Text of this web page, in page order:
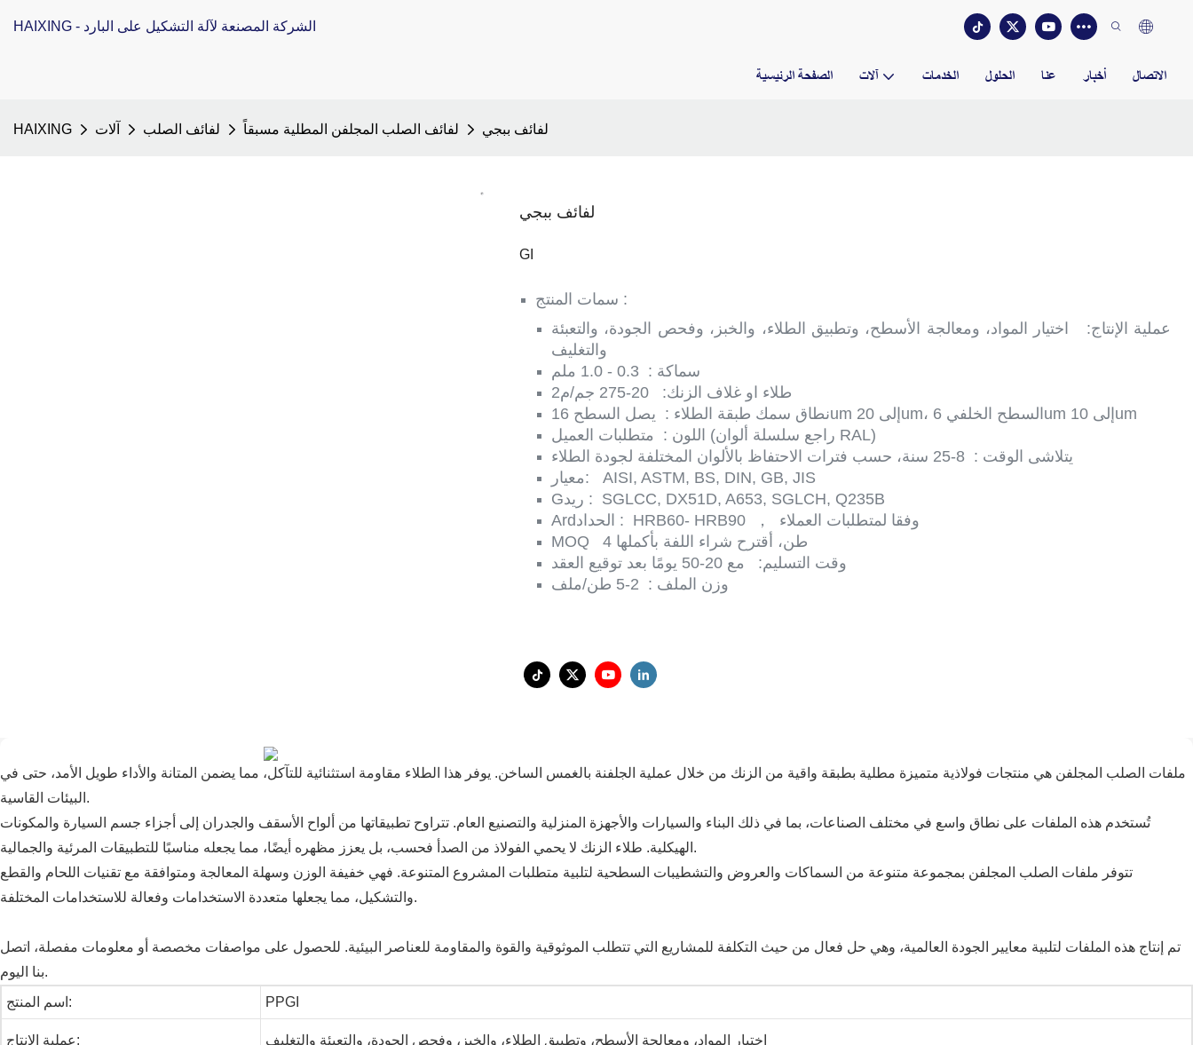
HAIXING - الشركة المصنعة لآلة التشكيل على البارد
الصفحة الرئيسية آلات الخدمات الحلول عنا أخبار الاتصال
HAIXING آلات لفائف الصلب لفائف الصلب المجلفن المطلية مسبقاً لفائف ببجي
لفائف ببجي
GI
سمات المنتج :
عملية الإنتاج:
اختيار المواد، ومعالجة الأسطح، وتطبيق الطلاء، والخبز، وفحص الجودة، والتعبئة
والتغليف
سماكة :
طلاء او غلاف الزنك:
نطاق سمك طبقة الطلاء :
يصل السطح 16um إلى 20um، السطح الخلفي 6um إلى 10um
اللون :
متطلبات العميل (راجع سلسلة ألوان RAL)
يتلاشى الوقت :
معيار:
AISI, ASTM, BS, DIN, GB, JIS
: SGLCC, DX51D, A653, SGLCH, Q235B
: HRB60- HRB90 ，
وفقا لمتطلبات العملاء
MOQ
4 طن، أقترح شراء اللفة بأكملها
وقت التسليم:
مع 20-50 يومًا بعد توقيع العقد
وزن الملف :
ملفات الصلب المجلفن هي منتجات فولاذية متميزة مطلية بطبقة واقية من الزنك من خلال عملية الجلفنة بالغمس الساخن. يوفر هذا الطلاء مقاومة استثنائية للتآكل، مما يضمن المتانة والأداء طويل الأمد، حتى في
البيئات القاسية.
تُستخدم هذه الملفات على نطاق واسع في مختلف الصناعات، بما في ذلك البناء والسيارات والأجهزة المنزلية والتصنيع العام. تتراوح تطبيقاتها من ألواح الأسقف والجدران إلى أجزاء جسم السيارة والمكونات
الهيكلية. طلاء الزنك لا يحمي الفولاذ من الصدأ فحسب، بل يعزز مظهره أيضًا، مما يجعله مناسبًا للتطبيقات المرئية والجمالية.
تتوفر ملفات الصلب المجلفن بمجموعة متنوعة من السماكات والعروض والتشطيبات السطحية لتلبية متطلبات المشروع المتنوعة. فهي خفيفة الوزن وسهلة المعالجة ومتوافقة مع تقنيات اللحام والقطع
والتشكيل، مما يجعلها متعددة الاستخدامات وفعالة للاستخدامات المختلفة.
تم إنتاج هذه الملفات لتلبية معايير الجودة العالمية، وهي حل فعال من حيث التكلفة للمشاريع التي تتطلب الموثوقية والقوة والمقاومة للعناصر البيئية. للحصول على مواصفات مخصصة أو معلومات مفصلة، ​​اتصل
بنا اليوم.
اسم المنتج:
PPGI
عملية الإنتاج: اختيار المواد، ومعالجة الأسطح، وتطبيق الطلاء، والخبز، وفحص الجودة، والتعبئة والتغليف